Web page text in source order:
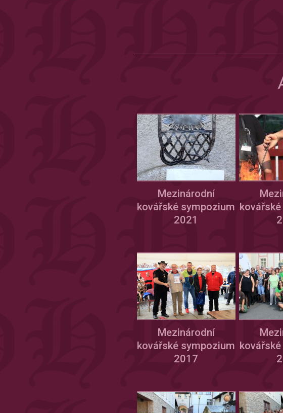
Mezinárodní
kovářské sympozium
2021
Mezinárodní
kovářské sympozium
2017